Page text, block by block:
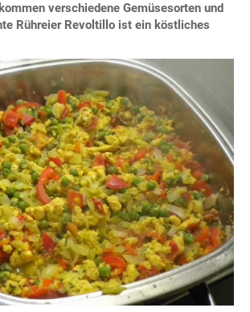
verschiedene Gemüsesorten und
Rühreier Revoltillo ist ein köstliches